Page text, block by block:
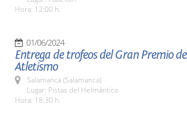
Hora: 12:00 h.
01/06/2024
Entrega de trofeos del Gran Premio de
Atletismo
Salamanca (Salamanca)
Lugar: Pistas del Helmántico
Hora: 18:30 h.